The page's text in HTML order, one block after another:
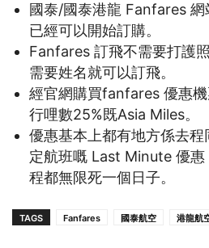
國泰/國泰港龍 Fanfares
已經可以開始訂購。
Fanfares 訂飛不需要打護
需要姓名就可以訂飛。
經官網購買fanfares 優惠
行哩數25%既Asia Miles。
優惠基本上都有地方係去
定航班嘅 Last Minute 優惠
程都無限死一個日子。
TAGS Fanfares 國泰航空 港龍航